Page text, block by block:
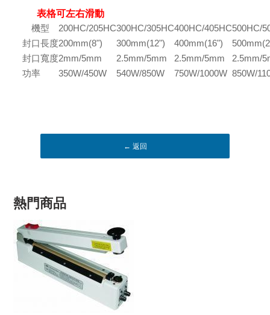
表格可左右滑動
機型 200HC/205HC300HC/305HC400HC/405HC500HC/
封口長度200mm(8") 300mm(12") 400mm(16")
封口寬度2mm/5mm 2.5mm/5mm 2.5mm/5mm
2.5mm/
功率
350W/450W 540W/850W 750W/1000W 850W/
← 返回
熱門商品